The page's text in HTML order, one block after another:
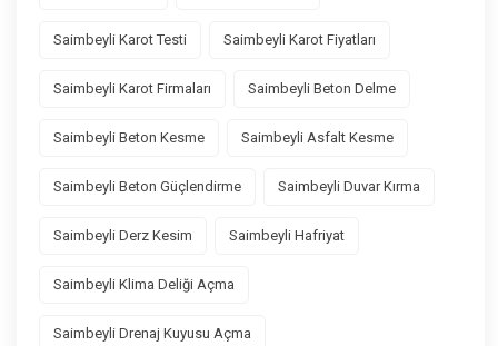
Saimbeyli Karot Testi Saimbeyli Karot Fiyatları
Saimbeyli Karot Firmaları Saimbeyli Beton Delme
Saimbeyli Beton Kesme Saimbeyli Asfalt Kesme
Saimbeyli Beton Güçlendirme Saimbeyli Duvar Kırma
Saimbeyli Derz Kesim Saimbeyli Hafriyat
Saimbeyli Klima Deliği Açma
Saimbeyli Drenaj Kuyusu Açma